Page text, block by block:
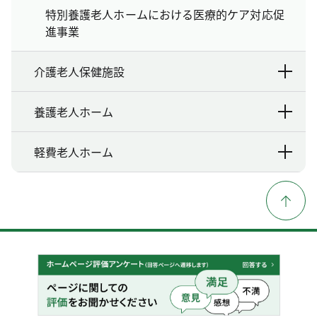
特別養護老人ホームにおける医療的ケア対応促
進事業
介護老人保健施設
養護老人ホーム
軽費老人ホーム